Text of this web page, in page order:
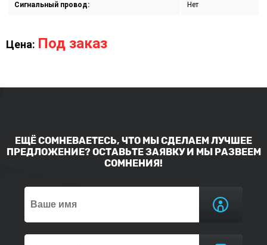
Сигнальный провод: Нет
Цена: Под заказ
ЕЩЁ СОМНЕВАЕТЕСЬ, ЧТО МЫ СДЕЛАЕМ ЛУЧШЕЕ
ПРЕДЛОЖЕНИЕ? ОСТАВЬТЕ ЗАЯВКУ И МЫ РАЗВЕЕМ
СОМНЕНИЯ!